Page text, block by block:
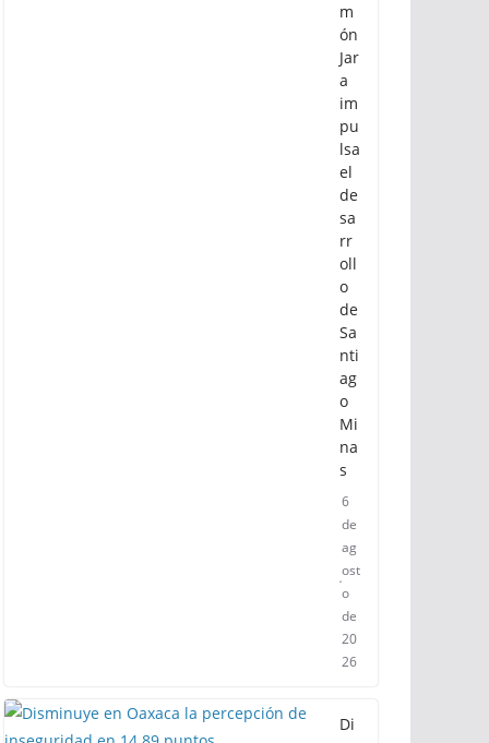
m
ón
Jar
a
im
pu
lsa
el
de
sa
rr
oll
o
de
Sa
nti
ag
o
Mi
na
s
6
de
ag
ost
o
de
20
26
Di